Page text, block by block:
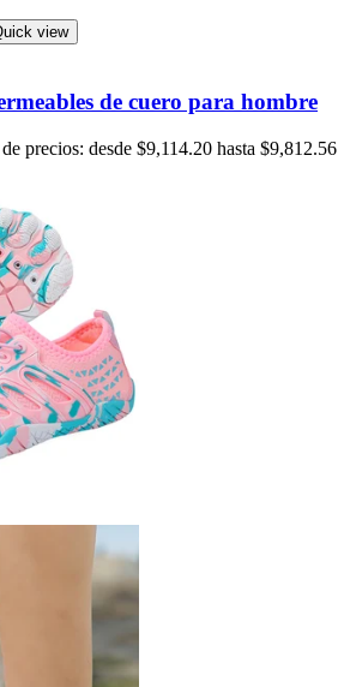
view
de cuero para hombre
precios: desde $9,114.20 hasta $9,812.56